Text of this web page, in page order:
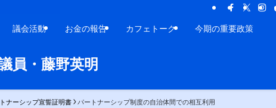
員・藤野英明
議会活動 お金の報告 カフェトーク 今期の重要政策
ナーシップ宣誓証明書 パートナーシップ制度の自治体間での相互利用